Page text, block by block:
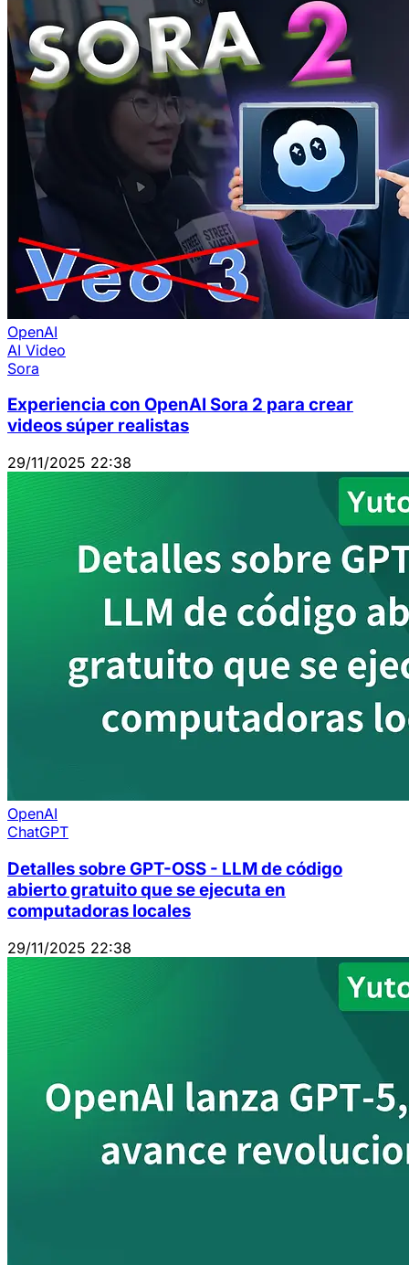
OpenAI
AI Video
Sora
Experiencia con OpenAI Sora 2 para crear
videos súper realistas
29/11/2025 22:38
OpenAI
ChatGPT
Detalles sobre GPT-OSS - LLM de código
abierto gratuito que se ejecuta en
computadoras locales
29/11/2025 22:38